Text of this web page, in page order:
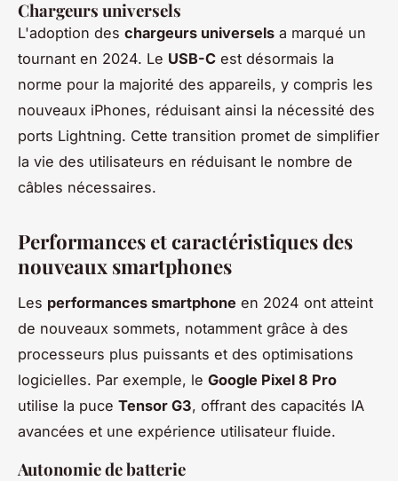
Chargeurs universels
L'adoption des chargeurs universels a marqué un
tournant en 2024. Le USB-C est désormais la
norme pour la majorité des appareils, y compris les
nouveaux iPhones, réduisant ainsi la nécessité des
ports Lightning. Cette transition promet de simplifier
la vie des utilisateurs en réduisant le nombre de
câbles nécessaires.
Performances et caractéristiques des
nouveaux smartphones
Les performances smartphone en 2024 ont atteint
de nouveaux sommets, notamment grâce à des
processeurs plus puissants et des optimisations
logicielles. Par exemple, le Google Pixel 8 Pro
utilise la puce Tensor G3, offrant des capacités IA
avancées et une expérience utilisateur fluide.
Autonomie de batterie